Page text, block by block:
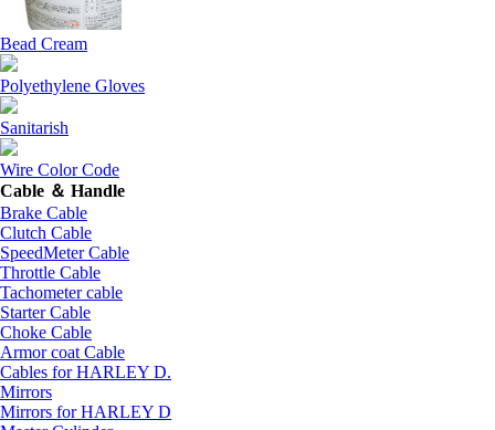
Bead Cream
Polyethylene Gloves
Sanitarish
Wire Color Code
Cable ＆ Handle
Brake Cable
Clutch Cable
SpeedMeter Cable
Throttle Cable
Tachometer cable
Starter Cable
Choke Cable
Armor coat Cable
Cables for HARLEY D.
Mirrors
Mirrors for HARLEY D